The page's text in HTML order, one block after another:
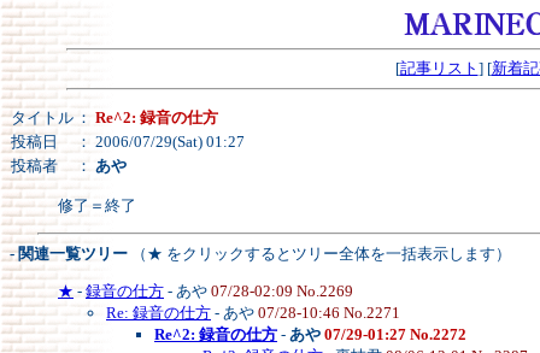
[記事リスト ] [新着
タイトル ： Re^2: 録音の仕方
投稿日
： 2006/07/29(Sat) 01:27
投稿者
： あや
修了＝終了
- 関連一覧ツリー （★ をクリックするとツリー全体を一括表示します）
★ - 録音の仕方 - あや 07/28-02:09 No.2269
Re: 録音の仕方 - あや 07/28-10:46 No.2271
Re^2: 録音の仕方 - あや 07/29-01:27 No.2272